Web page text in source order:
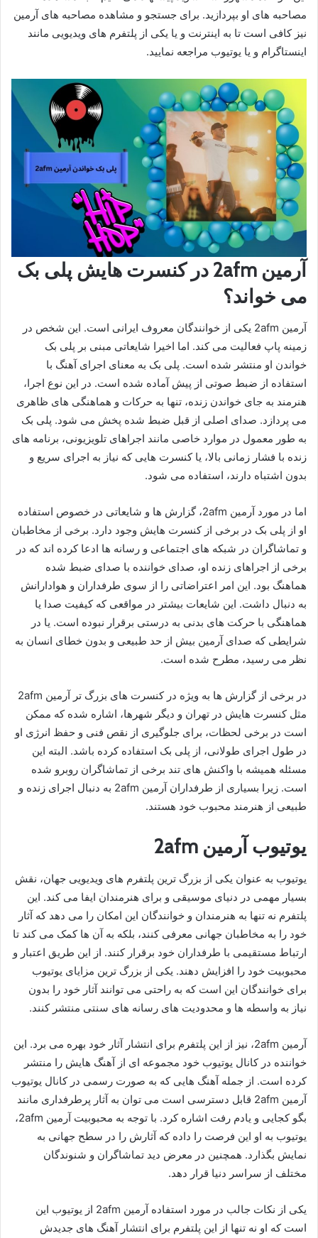
مصاحبه‌ های او بپردازید. برای جستجو و مشاهده مصاحبه‌ های آرمین
نیز کافی است تا به اینترنت و یا یکی از پلتفرم‌ های ویدیویی مانند
اینستاگرام و یا یوتیوب مراجعه نمایید.
آرمین 2afm در کنسرت هایش پلی بک
می خواند؟
آرمین 2afm یکی از خوانندگان معروف ایرانی است. این شخص در
زمینه پاپ فعالیت می کند. اما اخیرا شایعاتی مبنی بر پلی بک
خواندن او منتشر شده است. پلی‌ بک به معنای اجرای آهنگ با
استفاده از ضبط صوتی از پیش آماده‌ شده است. در این نوع اجرا،
هنرمند به‌ جای خواندن زنده، تنها به حرکات و هماهنگی‌ های ظاهری
می‌ پردازد. صدای اصلی از قبل ضبط‌ شده پخش می‌ شود. پلی‌ بک
به‌ طور معمول در موارد خاصی مانند اجراهای تلویزیونی، برنامه‌ های
زنده با فشار زمانی بالا، یا کنسرت‌ هایی که نیاز به اجرای سریع و
بدون اشتباه دارند، استفاده می‌ شود.
اما در مورد آرمین 2afm، گزارش‌ ها و شایعاتی در خصوص استفاده
او از پلی‌ بک در برخی از کنسرت‌ هایش وجود دارد. برخی از مخاطبان
و تماشاگران در شبکه‌ های اجتماعی و رسانه‌ ها ادعا کرده‌ اند که در
برخی از اجراهای زنده او، صدای خواننده با صدای ضبط‌ شده
هماهنگ بود. این امر اعتراضاتی را از سوی طرفداران و هوادارانش
به‌ دنبال داشت. این شایعات بیشتر در مواقعی که کیفیت صدا یا
هماهنگی با حرکت‌ های بدنی به‌ درستی برقرار نبوده است. یا در
شرایطی که صدای آرمین بیش از حد طبیعی و بدون خطای انسان به‌
نظر می‌ رسید، مطرح شده است.
در برخی از گزارش‌ ها به‌ ویژه در کنسرت‌ های بزرگ‌ تر آرمین 2afm
مثل کنسرت‌ هایش در تهران و دیگر شهرها، اشاره شده که ممکن
است در برخی لحظات، برای جلوگیری از نقص فنی و حفظ انرژی او
در طول اجرای طولانی، از پلی‌ بک استفاده کرده باشد. البته این
مسئله همیشه با واکنش‌ های تند برخی از تماشاگران روبرو شده
است. زیرا بسیاری از طرفداران آرمین 2afm به دنبال اجرای زنده و
طبیعی از هنرمند محبوب خود هستند.
یوتیوب آرمین 2afm
یوتیوب به‌ عنوان یکی از بزرگ‌ ترین پلتفرم‌ های ویدیویی جهان، نقش
بسیار مهمی در دنیای موسیقی و برای هنرمندان ایفا می‌ کند. این
پلتفرم نه تنها به هنرمندان و خوانندگان این امکان را می‌ دهد که آثار
خود را به مخاطبان جهانی معرفی کنند، بلکه به آن‌ ها کمک می‌ کند تا
ارتباط مستقیمی با طرفداران خود برقرار کنند. از این طریق اعتبار و
محبوبیت خود را افزایش دهند. یکی از بزرگ‌ ترین مزایای یوتیوب
برای خوانندگان این است که به‌ راحتی می‌ توانند آثار خود را بدون
نیاز به واسطه‌ ها و محدودیت‌ های رسانه‌ های سنتی منتشر کنند.
آرمین 2afm، نیز از این پلتفرم برای انتشار آثار خود بهره می‌ برد. این
خواننده در کانال یوتیوب خود مجموعه‌ ای از آهنگ‌ هایش را منتشر
کرده است. از جمله آهنگ‌ هایی که به‌ صورت رسمی در کانال یوتیوب
آرمین 2afm قابل دسترسی است می‌ توان به آثار پرطرفداری مانند
بگو کجایی و یادم رفت اشاره کرد. با توجه به محبوبیت آرمین 2afm،
یوتیوب به او این فرصت را داده که آثارش را در سطح جهانی به
نمایش بگذارد. همچنین در معرض دید تماشاگران و شنوندگان
مختلف از سراسر دنیا قرار دهد.
یکی از نکات جالب در مورد استفاده آرمین 2afm از یوتیوب این
است که او نه تنها از این پلتفرم برای انتشار آهنگ‌ های جدیدش